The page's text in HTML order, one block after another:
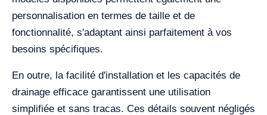
personnalisation en termes de taille et de
fonctionnalité, s'adaptant ainsi parfaitement à vos
besoins spécifiques.
En outre, la facilité d'installation et les capacités de
drainage efficace garantissent une utilisation
simplifiée et sans tracas. Ces détails souvent négligés